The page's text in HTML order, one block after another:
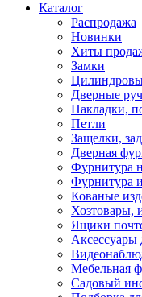
Каталог
Распродажа
Новинки
Хиты
Замки
Дверные
Накладки,
Петли
Защелки,
Дверная
Фурнитура
Фурнитура
Кованые
Хозтовары,
Ящики
Аксессуары
Мебельная
Садовый